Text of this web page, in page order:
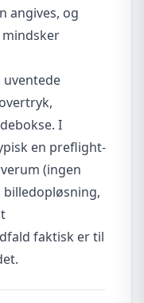
angives, og
I
en preflight-
(ingen
billedopløsning,
faktisk er til